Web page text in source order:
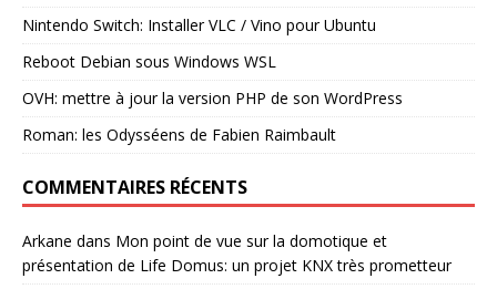
Nintendo Switch: Installer VLC / Vino pour Ubuntu
Reboot Debian sous Windows WSL
OVH: mettre à jour la version PHP de son WordPress
Roman: les Odysséens de Fabien Raimbault
COMMENTAIRES RÉCENTS
Arkane dans Mon point de vue sur la domotique et
présentation de Life Domus: un projet KNX très prometteur